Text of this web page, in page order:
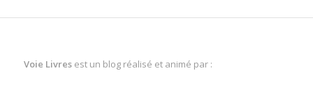
Voie Livresest un blog réalisé et animé par :